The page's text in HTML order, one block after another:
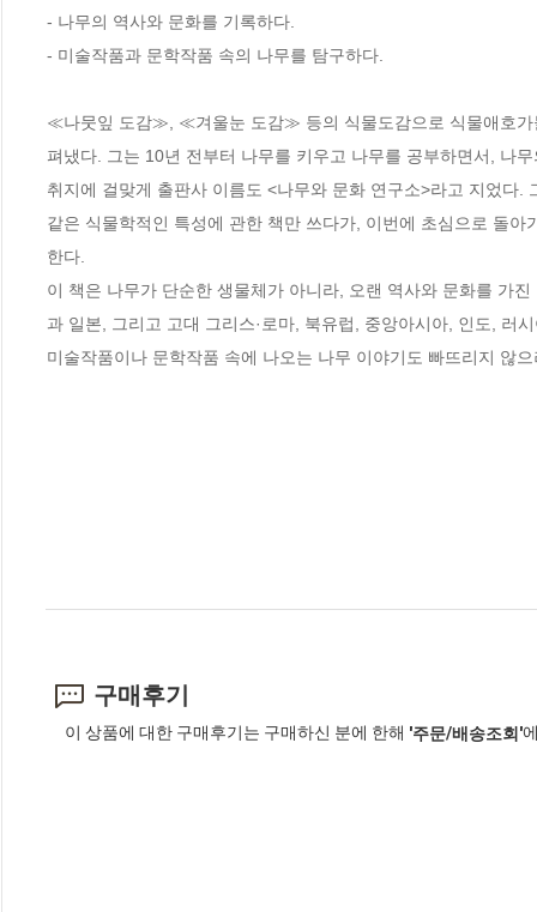
- 나무의 역사와 문화를 기록하다.
- 미술작품과 문학작품 속의 나무를 탐구하다.
≪나뭇잎 도감≫, ≪겨울눈 도감≫ 등의 식물도감으로 식물애호가
펴냈다. 그는 10년 전부터 나무를 키우고 나무를 공부하면서, 나
취지에 걸맞게 출판사 이름도 <나무와 문화 연구소>라고 지었다
같은 식물학적인 특성에 관한 책만 쓰다가, 이번에 초심으로 돌
한다.
이 책은 나무가 단순한 생물체가 아니라, 오랜 역사와 문화를 가
과 일본, 그리고 고대 그리스·로마, 북유럽, 중앙아시아, 인도, 러
미술작품이나 문학작품 속에 나오는 나무 이야기도 빠뜨리지 않
구매후기
이 상품에 대한 구매후기는 구매하신 분에 한해 '주문/배송조회'